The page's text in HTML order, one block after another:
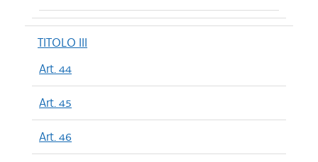
TITOLO III
Art. 44
Art. 45
Art. 46